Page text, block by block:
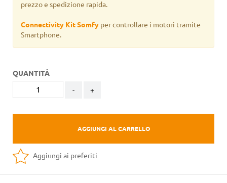
prezzo e spedizione rapida.
Connectivity Kit Somfy per controllare i motori tramite
Smartphone.
QUANTITÀ
- +
AGGIUNGI AL CARRELLO
Aggiungi ai preferiti